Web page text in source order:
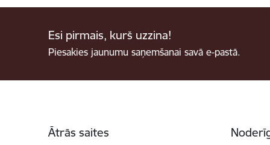
Esi pirmais, kurš uzzina!
Piesakies jaunumu saņemšanai savā e-pastā.
Ātrās saites